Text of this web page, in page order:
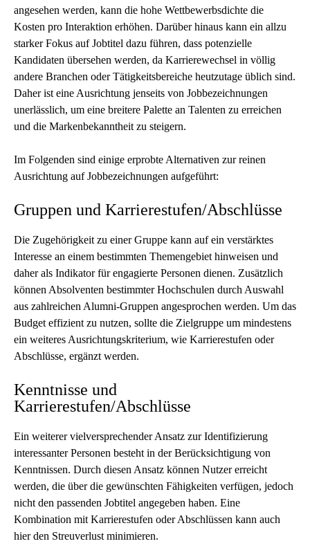
angesehen werden, kann die hohe Wettbewerbsdichte die
Kosten pro Interaktion erhöhen. Darüber hinaus kann ein allzu
starker Fokus auf Jobtitel dazu führen, dass potenzielle
Kandidaten übersehen werden, da Karrierewechsel in völlig
andere Branchen oder Tätigkeitsbereiche heutzutage üblich sind.
Daher ist eine Ausrichtung jenseits von Jobbezeichnungen
unerlässlich, um eine breitere Palette an Talenten zu erreichen
und die Markenbekanntheit zu steigern.
Im Folgenden sind einige erprobte Alternativen zur reinen
Ausrichtung auf Jobbezeichnungen aufgeführt:
Gruppen und Karrierestufen/Abschlüsse
Die Zugehörigkeit zu einer Gruppe kann auf ein verstärktes
Interesse an einem bestimmten Themengebiet hinweisen und
daher als Indikator für engagierte Personen dienen. Zusätzlich
können Absolventen bestimmter Hochschulen durch Auswahl
aus zahlreichen Alumni-Gruppen angesprochen werden. Um das
Budget effizient zu nutzen, sollte die Zielgruppe um mindestens
ein weiteres Ausrichtungskriterium, wie Karrierestufen oder
Abschlüsse, ergänzt werden.
Kenntnisse und
Karrierestufen/Abschlüsse
Ein weiterer vielversprechender Ansatz zur Identifizierung
interessanter Personen besteht in der Berücksichtigung von
Kenntnissen. Durch diesen Ansatz können Nutzer erreicht
werden, die über die gewünschten Fähigkeiten verfügen, jedoch
nicht den passenden Jobtitel angegeben haben. Eine
Kombination mit Karrierestufen oder Abschlüssen kann auch
hier den Streuverlust minimieren.